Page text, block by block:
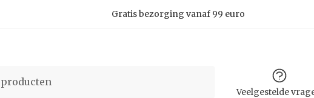
Gratis bezorging vanaf 99 euro
Veelgestelde